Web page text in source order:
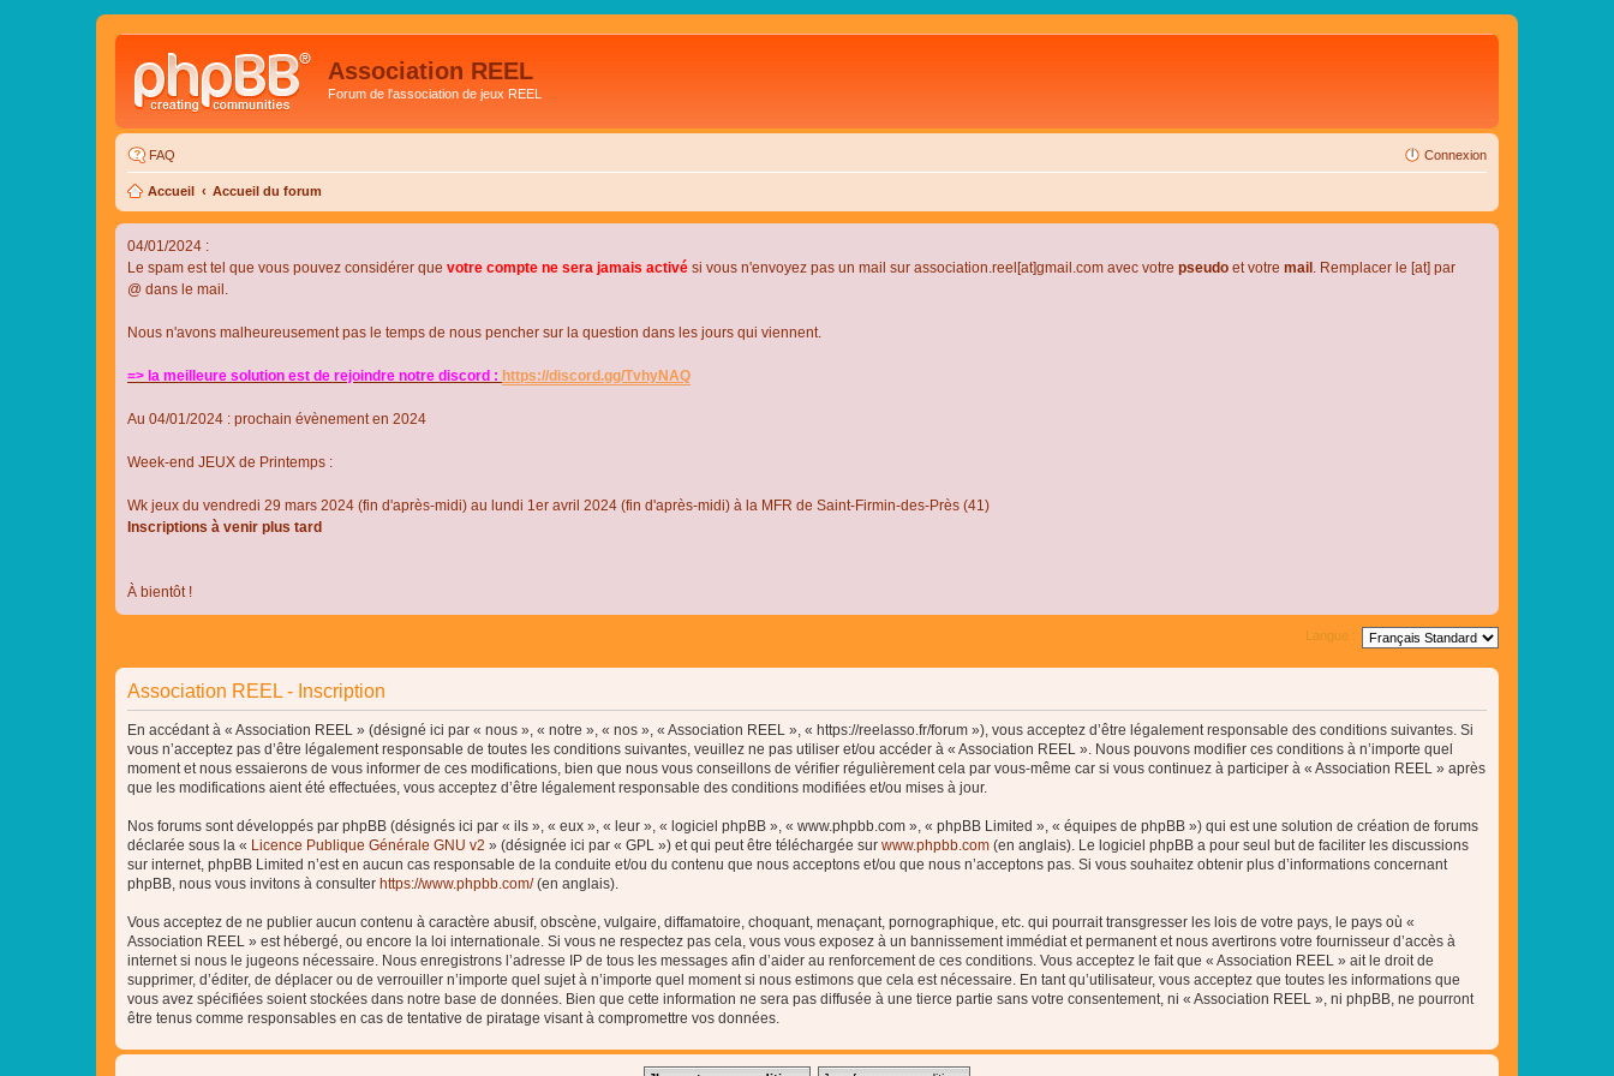
Association REEL
Forum de l'association de jeux REEL
FAQ Connexion
Accueil Accueil du forum
04/01/2024 :
Le spam est tel que vous pouvez considérer que votre compte ne sera jamais activé si vous n'envoyez pas un mail sur association.reel[at]gmail.com avec votre pseudo et votre mail . Remplacer le [at] par
@ dans le mail.
Nous n'avons malheureusement pas le temps de nous pencher sur la question dans les jours qui viennent.
=> la meilleure solution est de rejoindre notre discord : https://discord.gg/TvhyNAQ
Au 04/01/2024 : prochain évènement en 2024
Week-end JEUX de Printemps :
Wk jeux du vendredi 29 mars 2024 (fin d'après-midi) au lundi 1er avril 2024 (fin d'après-midi) à la MFR de Saint-Firmin-des-Près (41)
Inscriptions à venir plus tard
À bientôt !
Langue :
Association REEL - Inscription
En accédant à « Association REEL » (désigné ici par « nous », « notre », « nos », « Association REEL », « https://reelasso.fr/forum »), vous acceptez d’être légalement responsable des conditions suivantes. Si
vous n’acceptez pas d’être légalement responsable de toutes les conditions suivantes, veuillez ne pas utiliser et/ou accéder à « Association REEL ». Nous pouvons modifier ces conditions à n’importe quel
moment et nous essaierons de vous informer de ces modifications, bien que nous vous conseillons de vérifier régulièrement cela par vous-même car si vous continuez à participer à « Association REEL » après
que les modifications aient été effectuées, vous acceptez d’être légalement responsable des conditions modifiées et/ou mises à jour.
Nos forums sont développés par phpBB (désignés ici par « ils », « eux », « leur », « logiciel phpBB », « www.phpbb.com », « phpBB Limited », « équipes de phpBB ») qui est une solution de création de forums
déclarée sous la « Licence Publique Générale GNU v2 » (désignée ici par « GPL ») et qui peut être téléchargée sur www.phpbb.com (en anglais). Le logiciel phpBB a pour seul but de faciliter les discussions
sur internet, phpBB Limited n’est en aucun cas responsable de la conduite et/ou du contenu que nous acceptons et/ou que nous n’acceptons pas. Si vous souhaitez obtenir plus d’informations concernant
phpBB, nous vous invitons à consulter https://www.phpbb.com/(en anglais).
Vous acceptez de ne publier aucun contenu à caractère abusif, obscène, vulgaire, diffamatoire, choquant, menaçant, pornographique, etc. qui pourrait transgresser les lois de votre pays, le pays où «
Association REEL » est hébergé, ou encore la loi internationale. Si vous ne respectez pas cela, vous vous exposez à un bannissement immédiat et permanent et nous avertirons votre fournisseur d’accès à
internet si nous le jugeons nécessaire. Nous enregistrons l’adresse IP de tous les messages afin d’aider au renforcement de ces conditions. Vous acceptez le fait que « Association REEL » ait le droit de
supprimer, d’éditer, de déplacer ou de verrouiller n’importe quel sujet à n’importe quel moment si nous estimons que cela est nécessaire. En tant qu’utilisateur, vous acceptez que toutes les informations que
vous avez spécifiées soient stockées dans notre base de données. Bien que cette information ne sera pas diffusée à une tierce partie sans votre consentement, ni « Association REEL », ni phpBB, ne pourront
être tenus comme responsables en cas de tentative de piratage visant à compromettre vos données.